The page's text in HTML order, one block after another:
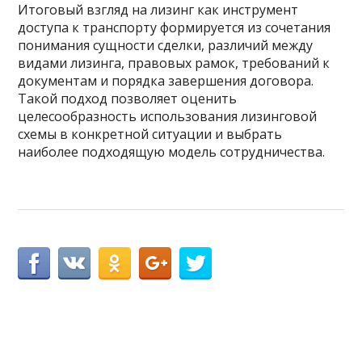
Итоговый взгляд на лизинг как инструмент
доступа к транспорту формируется из сочетания
понимания сущности сделки, различий между
видами лизинга, правовых рамок, требований к
документам и порядка завершения договора.
Такой подход позволяет оценить
целесообразность использования лизинговой
схемы в конкретной ситуации и выбрать
наиболее подходящую модель сотрудничества.